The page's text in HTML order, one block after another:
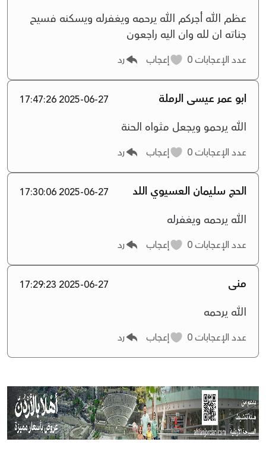
عظم الله أجركم الله يرحمه ويغفرله ويسكنه فسيح
جناته ان لله وان اليه راجعون
عدد الإعجابات إعجاب رد
ابو عمر عيسى الرملة 2025-06-27 17:47:26
الله يرحمو ويجعل مثواه الحنة
عدد الإعجابات إعجاب رد
الحج سليمان العسيوي اللد 2025-06-27 17:30:06
الله يرحمه ويغفرله
عدد الإعجابات إعجاب رد
منى 2025-06-27 17:29:23
الله يرحمه
عدد الإعجابات إعجاب رد